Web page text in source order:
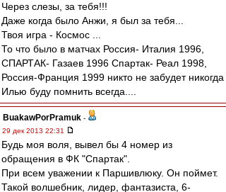
Через слезы, за тебя!!!
Даже когда было Анжи, я был за тебя...
Твоя игра - Космос ...
То что было в матчах Россия- Италия 1996,
СПАРТАК- Газаев 1996 Спартак- Реал 1998,
Россия-Франция 1999 никто не забудет никогда
Илью буду помнить всегда....
BuakawPorPramuk -
29 дек 2013 22:31
Будь моя воля, вывел бы 4 номер из
обращения в ФК "Спартак".
При всем уважении к Паршивлюку. Он поймет.
Такой волшебник, лидер, фантазиста, 6-